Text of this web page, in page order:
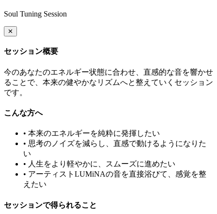
Soul Tuning Session
✕
セッション概要
今のあなたのエネルギー状態に合わせ、直感的な音を響かせ
ることで、本来の健やかなリズムへと整えていくセッション
です。
こんな方へ
• 本来のエネルギーを純粋に発揮したい
• 思考のノイズを減らし、直感で動けるようになりた
い
• 人生をより軽やかに、スムーズに進めたい
• アーティストLUMiNAの音を直接浴びて、感覚を整
えたい
セッションで得られること